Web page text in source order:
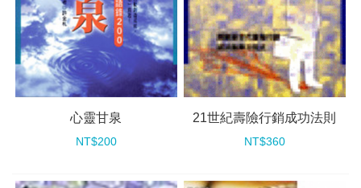
心靈甘泉
NT$200
21世紀壽險行銷成功法則
NT$360